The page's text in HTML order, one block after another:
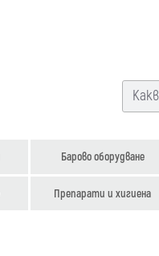
Барово оборудване
Препарати и хигиена